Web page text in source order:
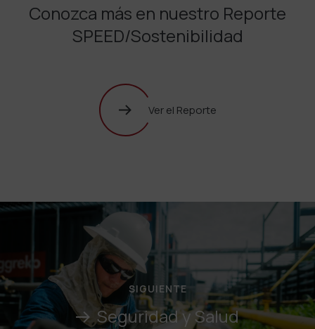
Conozca más en nuestro Reporte
SPEED/Sostenibilidad
Ver el Reporte
SIGUIENTE
Seguridad y Salud